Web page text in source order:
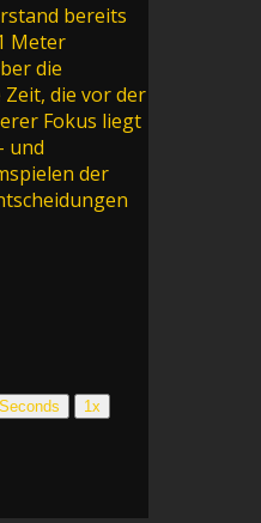
bereits
Meter
die
die vor der
Fokus liegt
und
der
1x